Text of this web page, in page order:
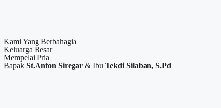
Kami Yang Berbahagia
Keluarga Besar
Mempelai Pria
Bapak St.Anton Siregar & Ibu Tekdi Silaban, S.Pd